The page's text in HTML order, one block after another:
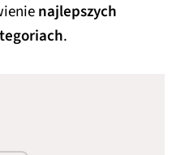
najlepszych
.